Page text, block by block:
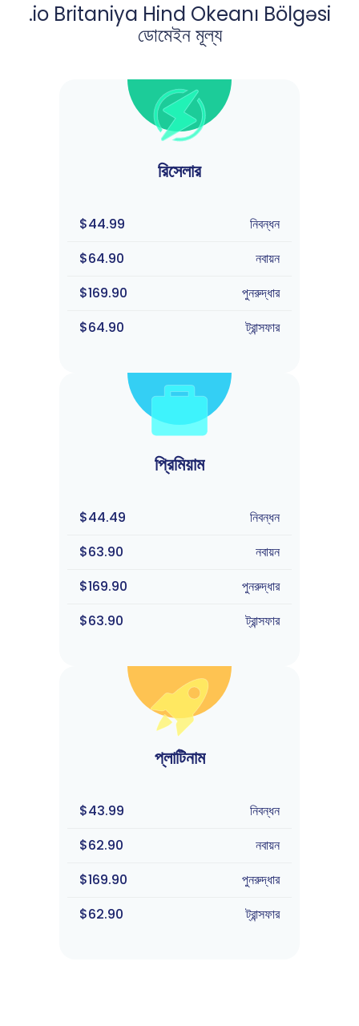
.io Britaniya Hind Okeanı Bölgəsi
ডোমেইন মূল্য
রিসেলার
$44.99
নিবন্ধন
$64.90
নবায়ন
$169.90
পুনরুদ্ধার
$64.90
ট্রান্সফার
প্রিমিয়াম
$44.49
নিবন্ধন
$63.90
নবায়ন
$169.90
পুনরুদ্ধার
$63.90
ট্রান্সফার
প্লাটিনাম
$43.99
নিবন্ধন
$62.90
নবায়ন
$169.90
পুনরুদ্ধার
$62.90
ট্রান্সফার